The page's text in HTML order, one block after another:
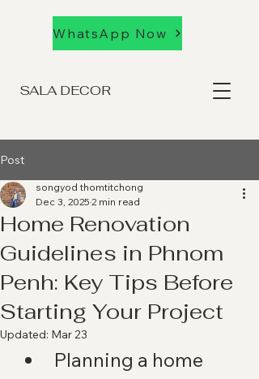
SALA DECOR
WhatsApp Now
Post
Home Renovation
Guidelines in Phnom
Penh: Key Tips Before
Starting Your Project
songyod thomtitchong
Dec 3, 2025 2 min read
Updated: Mar 23
Planning a home